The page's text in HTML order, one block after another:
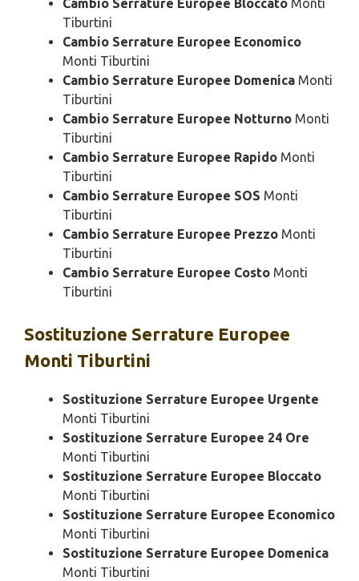
Cambio Serrature Europee Bloccato Monti
Tiburtini
Cambio Serrature Europee Economico
Monti Tiburtini
Cambio Serrature Europee Domenica Monti
Tiburtini
Cambio Serrature Europee Notturno Monti
Tiburtini
Cambio Serrature Europee Rapido Monti
Tiburtini
Cambio Serrature Europee SOS Monti
Tiburtini
Cambio Serrature Europee Prezzo Monti
Tiburtini
Cambio Serrature Europee Costo Monti
Tiburtini
Sostituzione Serrature Europee
Monti Tiburtini
Sostituzione Serrature Europee Urgente
Monti Tiburtini
Sostituzione Serrature Europee 24 Ore
Monti Tiburtini
Sostituzione Serrature Europee Bloccato
Monti Tiburtini
Sostituzione Serrature Europee Economico
Monti Tiburtini
Sostituzione Serrature Europee Domenica
Monti Tiburtini